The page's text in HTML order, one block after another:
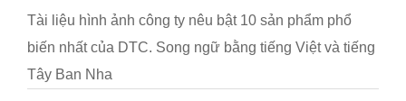
Tài liệu hình ảnh công ty nêu bật 10 sản phẩm phổ
biến nhất của DTC. Song ngữ bằng tiếng Việt và tiếng
Tây Ban Nha